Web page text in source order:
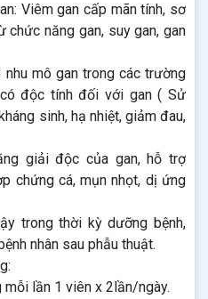
Viêm gan cấp mãn tính, sơ
chức năng gan, suy gan, gan
mô gan trong các trường
độc tính đối với gan ( Sử
sinh, hạ nhiệt, giảm đau,
giải độc của gan, hỗ trợ
chứng cá, mụn nhọt, dị ứng
trong thời kỳ dưỡng bệnh,
nhân sau phẫu thuật.
mỗi lần 1 viên x 2lần/ngày.